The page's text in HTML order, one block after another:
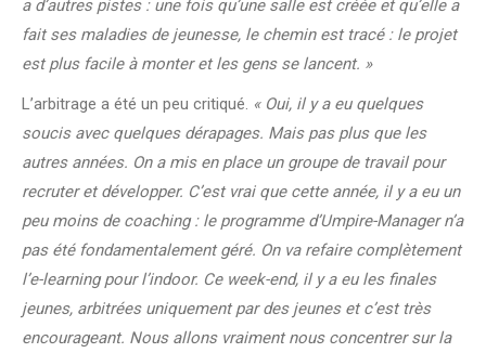
a d’autres pistes : une fois qu’une salle est créée et qu’elle a
fait ses maladies de jeunesse, le chemin est tracé : le projet
est plus facile à monter et les gens se lancent. »
L’arbitrage a été un peu critiqué. « Oui, il y a eu quelques
soucis avec quelques dérapages. Mais pas plus que les
autres années. On a mis en place un groupe de travail pour
recruter et développer. C’est vrai que cette année, il y a eu un
peu moins de coaching : le programme d’Umpire-Manager n’a
pas été fondamentalement géré. On va refaire complètement
l’e-learning pour l’indoor. Ce week-end, il y a eu les finales
jeunes, arbitrées uniquement par des jeunes et c’est très
encourageant. Nous allons vraiment nous concentrer sur la